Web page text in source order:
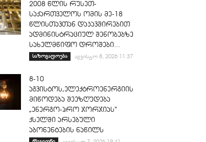
2008 წლის რუსეთ-
საქართველოს ომის მე-18
წლისთავთან დაკავშირებით
ადმინისტრაციულ შენობებზე
სახელმწიფო დროშები...
საზოგადოება აგვისტო 8, 2026 11:37
8-10
აგვისტოს,ელექტროენერგიის
მიწოდება შეეზღუდება
„ენერგო-პრო ჯორჯიას“
ქსელში არსებული
აბონენტების ნაწილს